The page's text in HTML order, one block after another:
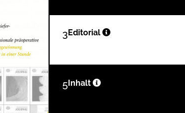
3Editorial
5Inhalt